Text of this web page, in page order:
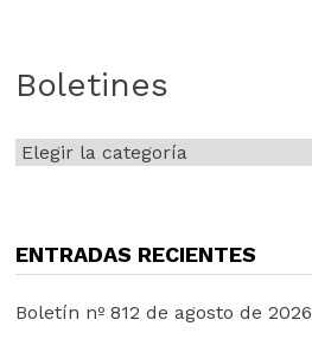
Boletines
Boletines
ENTRADAS RECIENTES
Boletín nº 812 de agosto de 2026